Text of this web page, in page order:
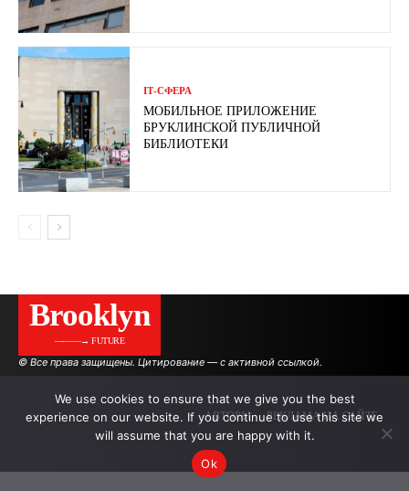
ІТ-СФЕРА
МОБИЛЬНОЕ ПРИЛОЖЕНИЕ
БРУКЛИНСКОЙ ПУБЛИЧНОЙ
БИБЛИОТЕКИ
Brooklyn
———→ FUTURE
© Все права защищены. Цитирование — с активной ссылкой.
АВТОРЫ РЕКЛАМА НА САЙТЕ
We use cookies to ensure that we give you the best
experience on our website. If you continue to use this site we
will assume that you are happy with it.
Ok